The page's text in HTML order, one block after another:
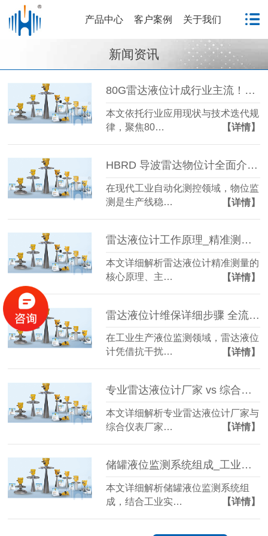
产品中心 客户案例 关于我们
新闻资讯
80G雷达液位计成行业主流！国产雷达液位计五大发展趋势解析
本文依托行业应用现状与技术迭代规
律，聚焦80…
【详情】
HBRD 导波雷达物位计全面介绍、应用场景及核心优势
在现代工业自动化测控领域，物位监
测是生产线稳…
【详情】
雷达液位计工作原理_精准测量储罐液位的方法-毫米级精度保障
本文详细解析雷达液位计精准测量的
核心原理、主…
【详情】
雷达液位计维保详细步骤 全流程实操指南（慧博新锐）
在工业生产液位监测领域，雷达液位
计凭借抗干扰…
【详情】
专业雷达液位计厂家 vs 综合仪表厂家 选型指南-官网
本文详细解析专业雷达液位计厂家与
综合仪表厂家…
【详情】
储罐液位监测系统组成_工业液位监测系统结构详解
本文详细解析储罐液位监测系统组
成，结合工业实…
【详情】